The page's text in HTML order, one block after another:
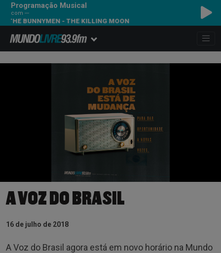
Programação Musical
com ---
- THE KILLING MOON
A VOZ DO BRASIL
16 de julho de 2018
A Voz do Brasil agora está em novo horário na Mundo